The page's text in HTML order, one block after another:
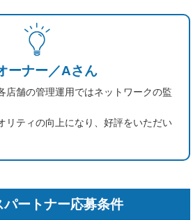
ーナー／Aさん
店舗の管理運用ではネットワークの監
リティの向上になり、好評をいただい
パートナー応募条件